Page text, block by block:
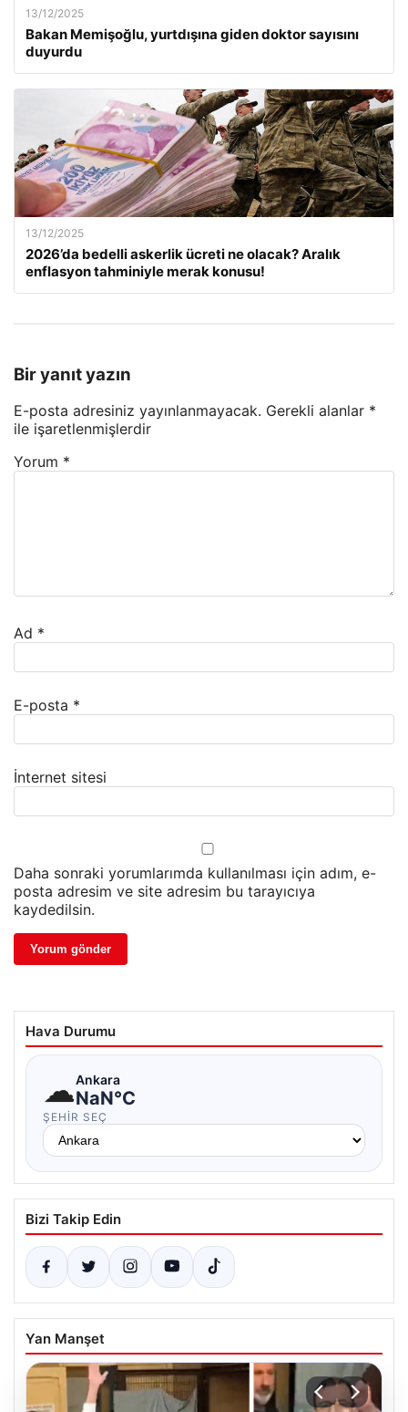
13/12/2025
Bakan Memişoğlu, yurtdışına giden doktor sayısını
duyurdu
13/12/2025
2026’da bedelli askerlik ücreti ne olacak? Aralık
enflasyon tahminiyle merak konusu!
Bir yanıt yazın
E-posta adresiniz yayınlanmayacak. Gerekli alanlar *
ile işaretlenmişlerdir
Yorum *
Ad *
E-posta *
İnternet sitesi
Daha sonraki yorumlarımda kullanılması için adım, e-
posta adresim ve site adresim bu tarayıcıya
kaydedilsin.
Hava Durumu
☁Ankara
NaN°C
ŞEHIR SEÇ
Bizi Takip Edin
Yan Manşet